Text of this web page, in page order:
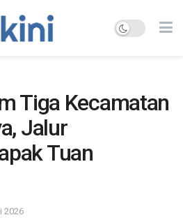
Tiga Kecamatan
Jalur
Tuan
2026